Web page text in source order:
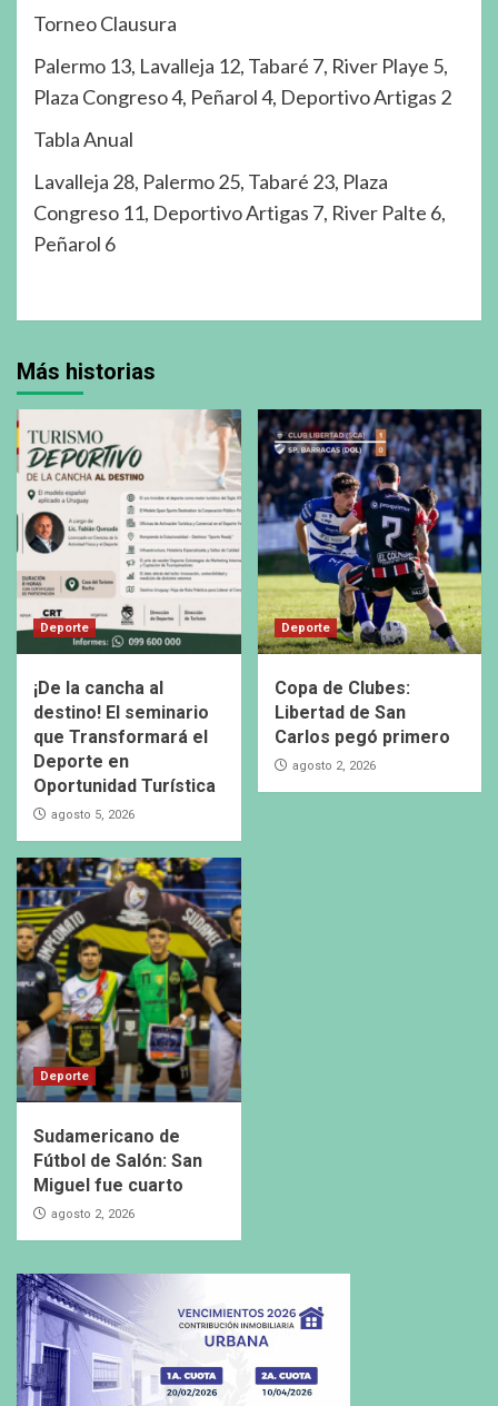
Torneo Clausura
Palermo 13, Lavalleja 12, Tabaré 7, River Playe 5,
Plaza Congreso 4, Peñarol 4, Deportivo Artigas 2
Tabla Anual
Lavalleja 28, Palermo 25, Tabaré 23, Plaza
Congreso 11, Deportivo Artigas 7, River Palte 6,
Peñarol 6
Más historias
Deporte
¡De la cancha al
destino! El seminario
que Transformará el
Deporte en
Oportunidad Turística
agosto 5, 2026
Deporte
Copa de Clubes:
Libertad de San
Carlos pegó primero
agosto 2, 2026
Deporte
Sudamericano de
Fútbol de Salón: San
Miguel fue cuarto
agosto 2, 2026